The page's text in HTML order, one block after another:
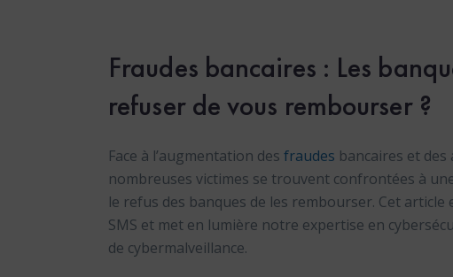
Fraudes bancaires : Les
refuser de vous rembourser ?
Face à l’augmentation des fraudes bancaires et des
nombreuses victimes se trouvent confrontées à
le refus des banques de les rembourser. Cet
SMS et met en lumière notre expertise en
de cybermalveillance.